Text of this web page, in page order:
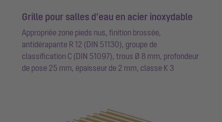
Grille pour salles d’eau en acier inoxydable
Appropriée zone pieds nus, finition brossée,
antidérapante R 12 (DIN 51130), groupe de
classification C (DIN 51097), trous Ø 8 mm, profondeur
de pose 25 mm, épaisseur de 2 mm, classe K 3